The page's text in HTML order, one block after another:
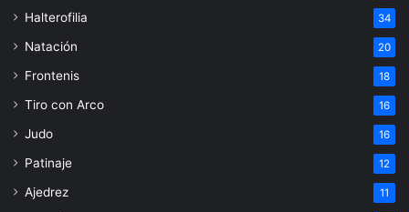
Halterofilia 34
Natación 20
Frontenis 18
Tiro con Arco 16
Judo 16
Patinaje 12
Ajedrez 11